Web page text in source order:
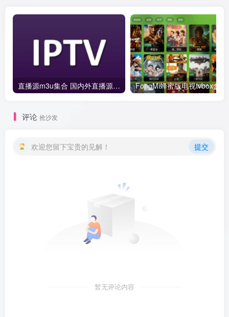
直播源m3u集合 国内外直播源-IPTV URL TVBOX
评论 抢沙发
欢迎您留下宝贵的见解！ 提交
暂无评论内容